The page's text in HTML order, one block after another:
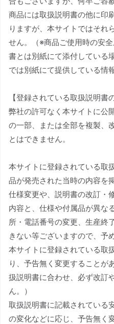
商品には取扱説明書の他に印
りますが、本サイトではそれ
せん。（※商品ご使用時の安
書とは別紙にて添付している
では別紙にて提供している情
【登録されている取扱説明書
弊社の許可なく本サイトに公
の一部、または全部を複製、
とはできません。
本サイトに登録されている取
品が発売された当時の内容を
仕様変更や、説明書の改訂・
内容と、仕様や付属品が異な
所・電話番号の変更、生産終
きない等ございますので、予
本サイトに登録されている取
り、予告無く変更することが
扱説明書に合わせ、必ず改訂
ん。）
取扱説明書に記載されている
の変化などに応じ、予告無く